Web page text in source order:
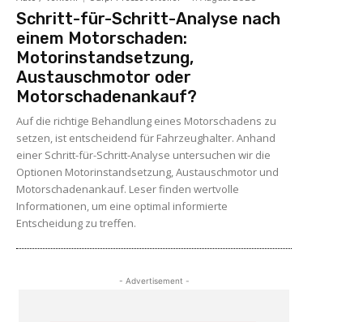
Schritt-für-Schritt-Analyse nach
einem Motorschaden:
Motorinstandsetzung,
Austauschmotor oder
Motorschadenankauf?
Auf die richtige Behandlung eines Motorschadens zu
setzen, ist entscheidend für Fahrzeughalter. Anhand
einer Schritt-für-Schritt-Analyse untersuchen wir die
Optionen Motorinstandsetzung, Austauschmotor und
Motorschadenankauf. Leser finden wertvolle
Informationen, um eine optimal informierte
Entscheidung zu treffen.
- Advertisement -